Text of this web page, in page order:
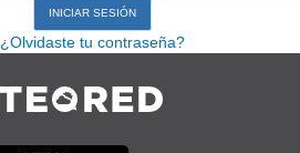
¿Olvidaste tu contraseña?